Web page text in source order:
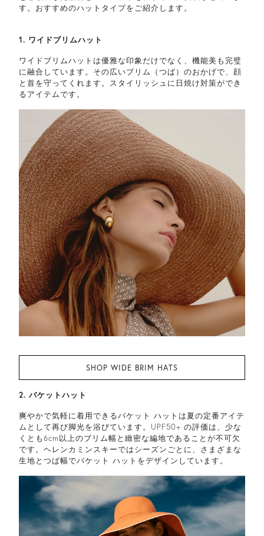
す。おすすめのハットタイプをご紹介します。
1. ワイドブリムハット
ワイドブリムハットは優雅な印象だけでなく、機能美も完璧
に融合しています。その広いブリム（つば）のおかげで、顔
と首を守ってくれます。スタイリッシュに日焼け対策ができ
るアイテムです。
SHOP WIDE BRIM HATS
2. バケットハット
爽やかで気軽に着用できるバケット ハットは夏の定番アイテ
ムとして再び脚光を浴びています。UPF50+ の評価は、少な
くとも6cm以上のブリム幅と緻密な編地であることが不可欠
です。ヘレンカミンスキーではシーズンごとに、さまざまな
生地とつば幅でバケット ハットをデザインしています。